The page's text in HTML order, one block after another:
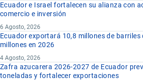
Ecuador e Israel fortalecen su alianza con
comercio e inversión
6 Agosto, 2026
Ecuador exportará 10,8 millones de barriles
millones en 2026
4 Agosto, 2026
Zafra azucarera 2026-2027 de Ecuador
toneladas y fortalecer exportaciones